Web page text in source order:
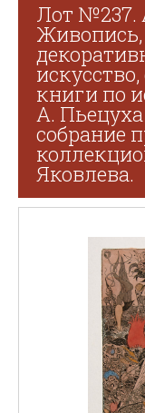
Лот №237.
Живопись,
книги по
А.
собрание
Яковлева.